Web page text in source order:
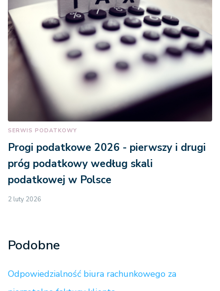
SERWIS PODATKOWY
Progi podatkowe 2026 - pierwszy i drugi
próg podatkowy według skali
podatkowej w Polsce
2 luty 2026
Podobne
Odpowiedzialność biura rachunkowego za